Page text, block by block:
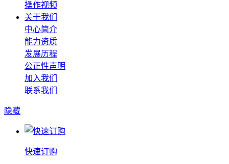
操作视频
关于我们
中心简介
能力资质
发展历程
公正性声明
加入我们
联系我们
隐藏
快速订购